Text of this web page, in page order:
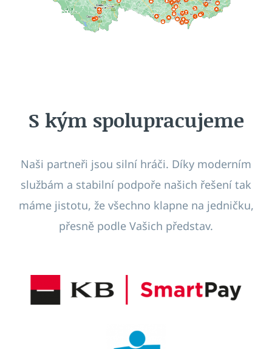
S kým spolupracujeme
Naši partneři jsou silní hráči. Díky moderním
službám a stabilní podpoře našich řešení tak
máme jistotu, že všechno klapne na jedničku,
přesně podle Vašich představ.